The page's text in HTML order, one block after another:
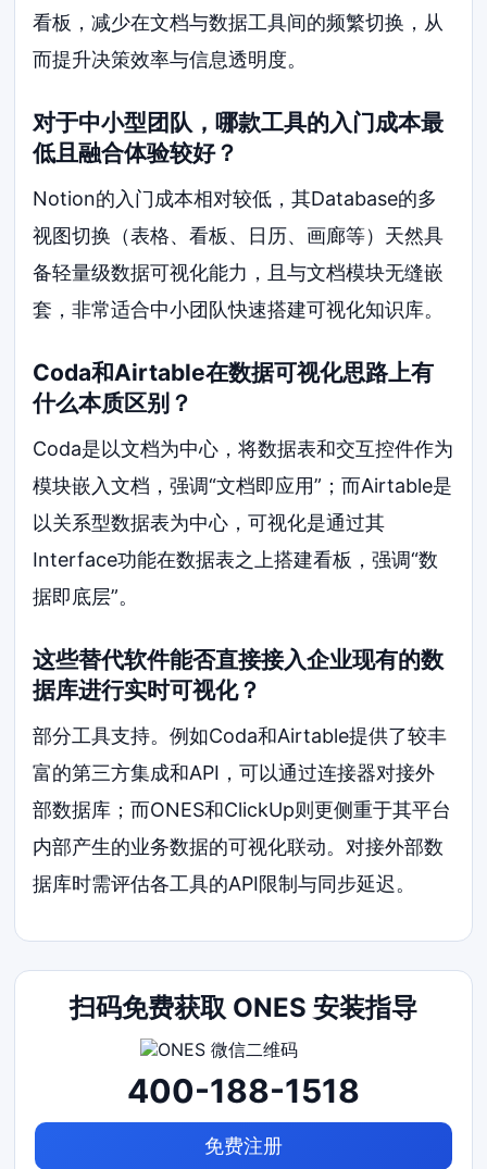
看板，减少在文档与数据工具间的频繁切换，从
而提升决策效率与信息透明度。
对于中小型团队，哪款工具的入门成本最
低且融合体验较好？
Notion的入门成本相对较低，其Database的多
视图切换（表格、看板、日历、画廊等）天然具
备轻量级数据可视化能力，且与文档模块无缝嵌
套，非常适合中小团队快速搭建可视化知识库。
Coda和Airtable在数据可视化思路上有
什么本质区别？
Coda是以文档为中心，将数据表和交互控件作为
模块嵌入文档，强调“文档即应用”；而Airtable是
以关系型数据表为中心，可视化是通过其
Interface功能在数据表之上搭建看板，强调“数
据即底层”。
这些替代软件能否直接接入企业现有的数
据库进行实时可视化？
部分工具支持。例如Coda和Airtable提供了较丰
富的第三方集成和API，可以通过连接器对接外
部数据库；而ONES和ClickUp则更侧重于其平台
内部产生的业务数据的可视化联动。对接外部数
据库时需评估各工具的API限制与同步延迟。
扫码免费获取 ONES 安装指导
400-188-1518
免费注册